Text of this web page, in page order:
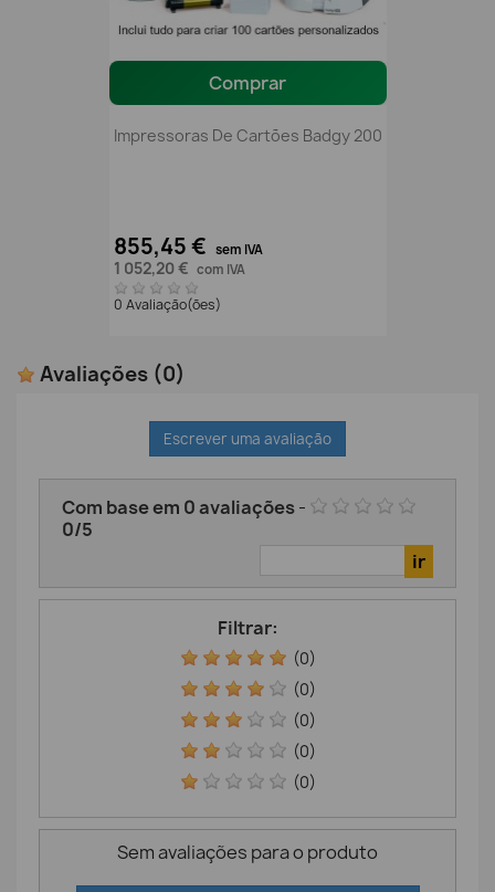
Comprar
Impressoras De Cartões Badgy 200
855,45 € sem IVA
1 052,20 € com IVA
0 Avaliação(ões)
Avaliações (0)
Escrever uma avaliação
Com base em 0avaliações-
0/5
Filtrar:
(0)
(0)
(0)
(0)
(0)
Sem avaliações para o produto